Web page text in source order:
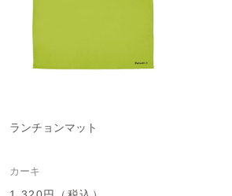
ランチョンマット
カーキ